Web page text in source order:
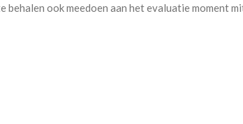
ook meedoen aan het evaluatie moment